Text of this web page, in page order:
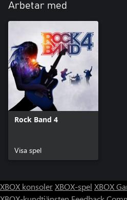
Arbetar med
Rock Band 4
Visa spel
XBOX konsolerXBOX-spel XBOX